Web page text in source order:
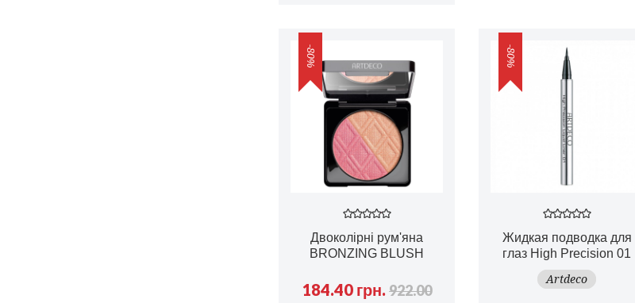
-80%
Двоколірні рум'яна
BRONZING BLUSH
184.40 грн.922.00
-80%
Жидкая подводка для
глаз High Precision 01
Artdeco